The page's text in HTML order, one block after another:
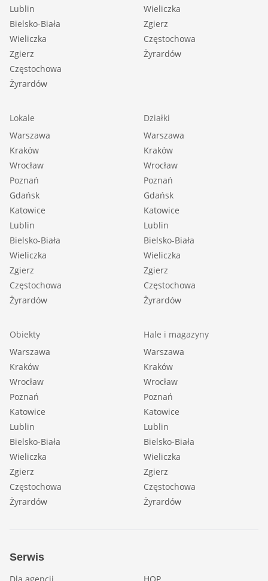
Lublin
Bielsko-Biała
Wieliczka
Zgierz
Częstochowa
Żyrardów
Wieliczka
Zgierz
Częstochowa
Żyrardów
Lokale
Warszawa
Kraków
Wrocław
Poznań
Gdańsk
Katowice
Lublin
Bielsko-Biała
Wieliczka
Zgierz
Częstochowa
Żyrardów
Działki
Warszawa
Kraków
Wrocław
Poznań
Gdańsk
Katowice
Lublin
Bielsko-Biała
Wieliczka
Zgierz
Częstochowa
Żyrardów
Obiekty
Warszawa
Kraków
Wrocław
Poznań
Katowice
Lublin
Bielsko-Biała
Wieliczka
Zgierz
Częstochowa
Żyrardów
Hale i magazyny
Warszawa
Kraków
Wrocław
Poznań
Katowice
Lublin
Bielsko-Biała
Wieliczka
Zgierz
Częstochowa
Żyrardów
Serwis